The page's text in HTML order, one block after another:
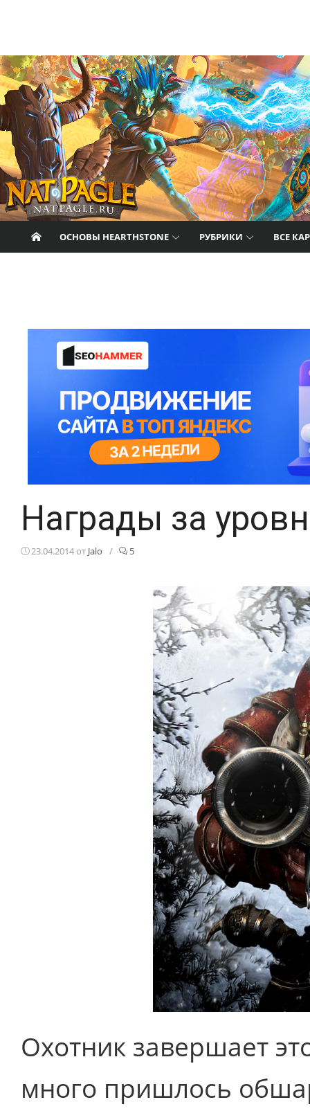
Hearthstone.
ОСНОВЫ HEARTHSTONE РУБРИКИ ВСЕ
Награды за
23.04.2014от Jalo / 5
Охотник завершает
много пришлось